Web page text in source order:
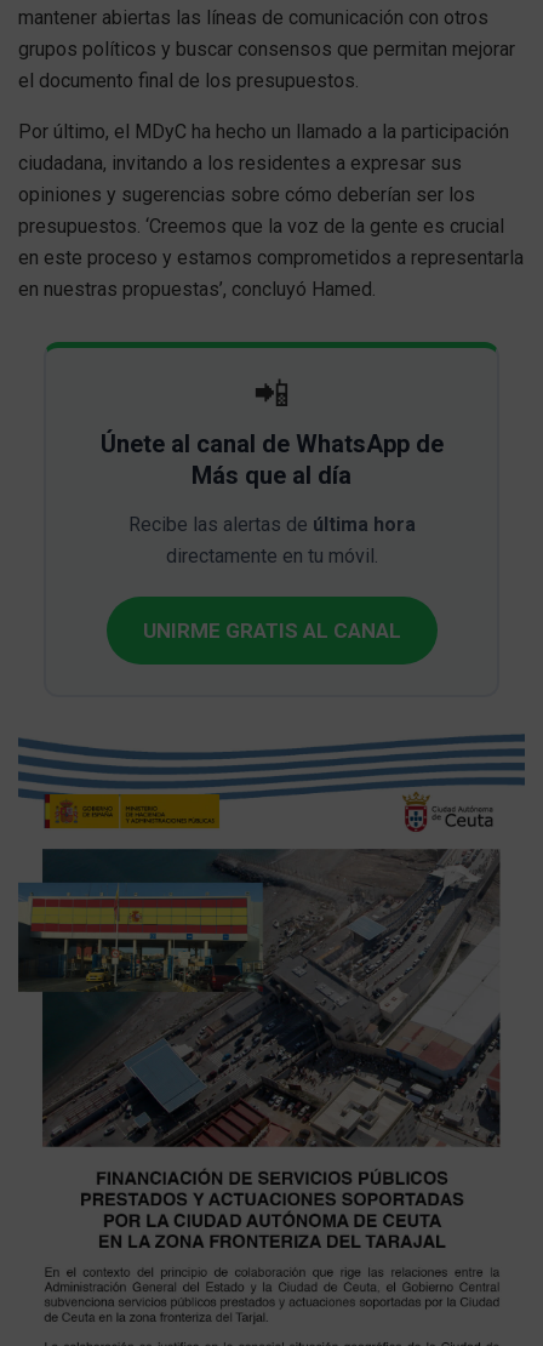
mantener abiertas las líneas de comunicación con otros
grupos políticos y buscar consensos que permitan mejorar
el documento final de los presupuestos.
Por último, el MDyC ha hecho un llamado a la participación
ciudadana, invitando a los residentes a expresar sus
opiniones y sugerencias sobre cómo deberían ser los
presupuestos. ‘Creemos que la voz de la gente es crucial
en este proceso y estamos comprometidos a representarla
en nuestras propuestas’, concluyó Hamed.
📲
Únete al canal de WhatsApp de
Más que al día
Recibe las alertas de última hora
directamente en tu móvil.
UNIRME GRATIS AL CANAL